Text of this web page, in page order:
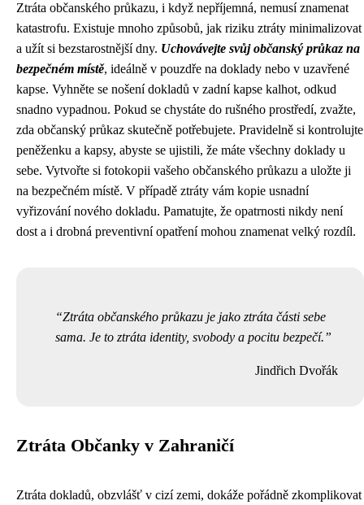
Ztráta občanského průkazu, i když nepříjemná, nemusí znamenat
katastrofu. Existuje mnoho způsobů, jak riziku ztráty minimalizovat
a užít si bezstarostnější dny. Uchovávejte svůj občanský průkaz na
bezpečném místě, ideálně v pouzdře na doklady nebo v uzavřené
kapse. Vyhněte se nošení dokladů v zadní kapse kalhot, odkud
snadno vypadnou. Pokud se chystáte do rušného prostředí, zvažte,
zda občanský průkaz skutečně potřebujete. Pravidelně si kontrolujte
peněženku a kapsy, abyste se ujistili, že máte všechny doklady u
sebe. Vytvořte si fotokopii vašeho občanského průkazu a uložte ji
na bezpečném místě. V případě ztráty vám kopie usnadní
vyřizování nového dokladu. Pamatujte, že opatrnosti nikdy není
dost a i drobná preventivní opatření mohou znamenat velký rozdíl.
Ztráta občanského průkazu je jako ztráta části sebe
sama. Je to ztráta identity, svobody a pocitu bezpečí.
Jindřich Dvořák
Ztráta Občanky v Zahraničí
Ztráta dokladů, obzvlášť v cizí zemi, dokáže pořádně zkomplikovat